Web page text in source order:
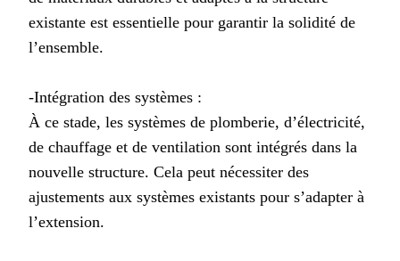
existante est essentielle pour garantir la solidité de
l’ensemble.
-Intégration des systèmes :
À ce stade, les systèmes de plomberie, d’électricité,
de chauffage et de ventilation sont intégrés dans la
nouvelle structure. Cela peut nécessiter des
ajustements aux systèmes existants pour s’adapter à
l’extension.